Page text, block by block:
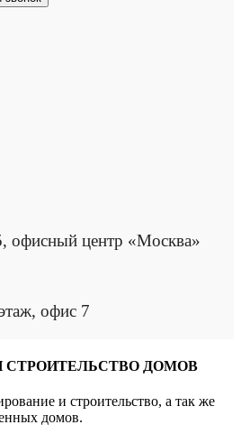
офисный центр «Москва»
офис 7
СТРОИТЕЛЬСТВО ДОМОВ
и строительство, а так же
домов.